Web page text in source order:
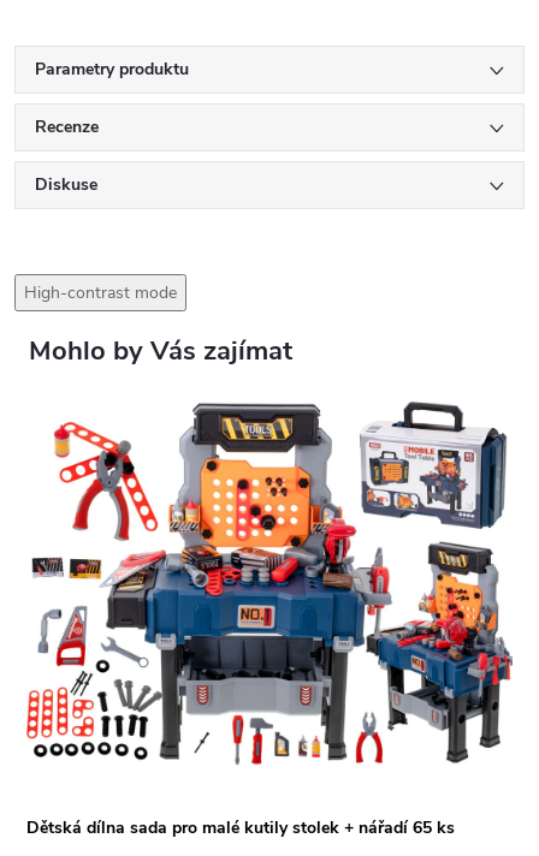
Parametry produktu
Recenze
Diskuse
High-contrast mode
Dětská dílna sada pro malé kutily stolek + nářadí 65 ks